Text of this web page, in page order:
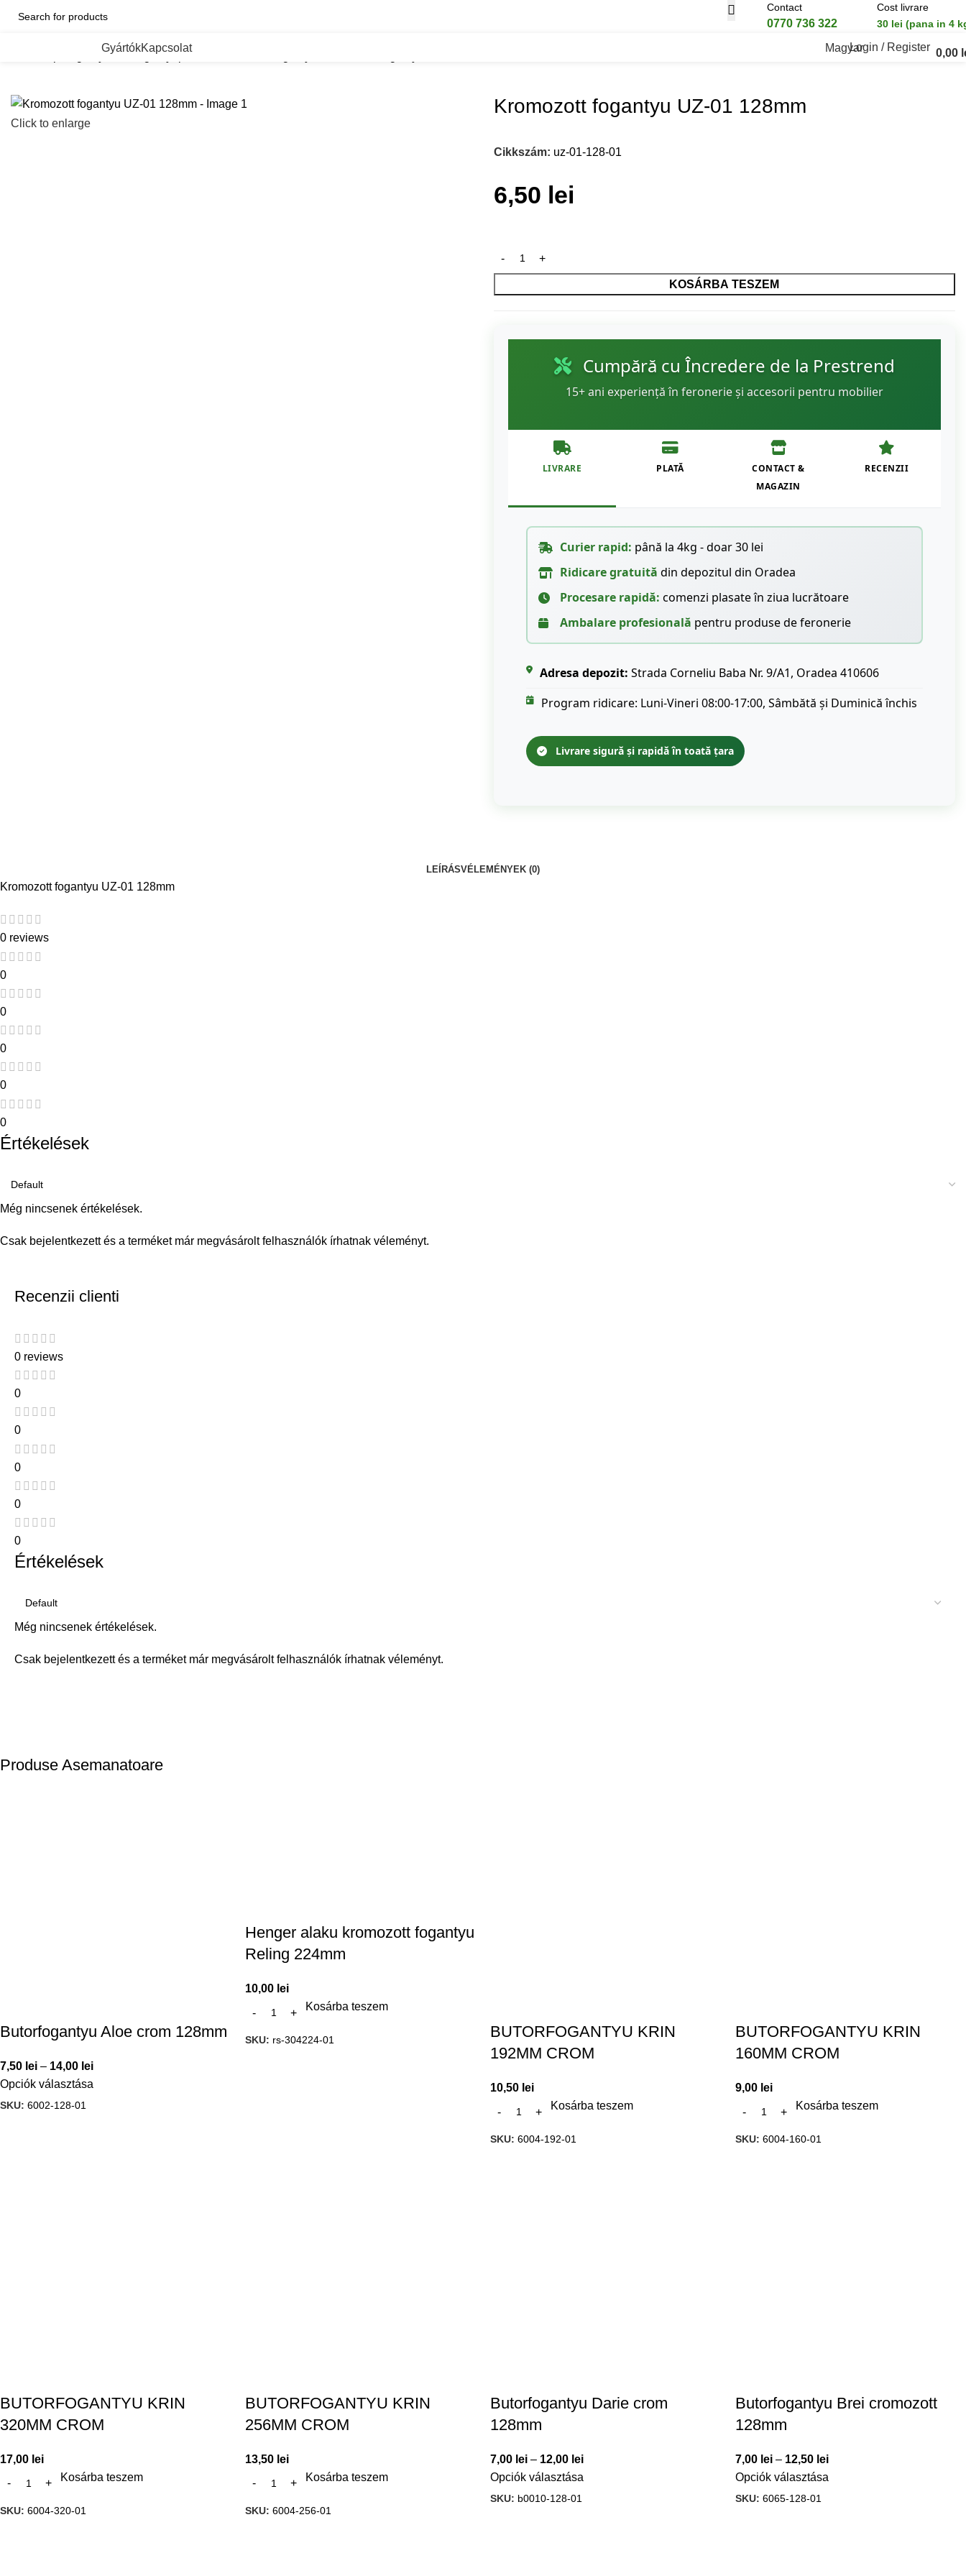
Contact
0770 736 322
Cost livrare
30 lei (pana in 4
GyártókKapcsolat MagyarLogin / Register 0,00
Fogantyuk es fogantyuprofilok
Click to enlarge
Kromozott fogantyu UZ-01 128mm
Cikkszám: uz-01-128-01
6,50 lei
KOSÁRBA TESZEM
Cumpără cu Încredere de la Prestrend
15+ ani experiență în feronerie și accesorii pentru mobilier
LIVRARE PLATĂ
CONTACT &
MAGAZIN
RECENZII
Curier rapid: până la 4kg - doar 30 lei
Ridicare gratuită din depozitul din Oradea
Procesare rapidă: comenzi plasate în ziua lucrătoare
Ambalare profesională pentru produse de feronerie
Adresa depozit: Strada Corneliu Baba Nr. 9/A1, Oradea 410606
Program ridicare: Luni-Vineri 08:00-17:00, Sâmbătă și Duminică închis
Livrare sigură și rapidă în toată țara
LEÍRÁSVÉLEMÉNYEK (0)
Kromozott fogantyu UZ-01 128mm
0 reviews
0
0
0
0
0
Értékelések
Még nincsenek értékelések.
Csak bejelentkezett és a terméket már megvásárolt felhasználók írhatnak véleményt.
Recenzii clienti
0 reviews
0
0
0
0
0
Értékelések
Még nincsenek értékelések.
Csak bejelentkezett és a terméket már megvásárolt felhasználók írhatnak véleményt.
Produse Asemanatoare
Butorfogantyu Aloe crom 128mm
7,50 lei – 14,00 lei
Opciók választása
SKU: 6002-128-01
Henger alaku kromozott fogantyu
Reling 224mm
10,00 lei
Kosárba teszem
SKU: rs-304224-01
BUTORFOGANTYU KRIN
192MM CROM
10,50 lei
Kosárba teszem
SKU: 6004-192-01
BUTORFOGANTYU KRIN
160MM CROM
9,00 lei
Kosárba teszem
SKU: 6004-160-01
BUTORFOGANTYU KRIN
320MM CROM
17,00 lei
Kosárba teszem
SKU: 6004-320-01
BUTORFOGANTYU KRIN
256MM CROM
13,50 lei
Kosárba teszem
SKU: 6004-256-01
Butorfogantyu Darie crom
128mm
7,00 lei – 12,00 lei
Opciók választása
SKU: b0010-128-01
Butorfogantyu Brei cromozott
128mm
7,00 lei – 12,50 lei
Opciók választása
SKU: 6065-128-01